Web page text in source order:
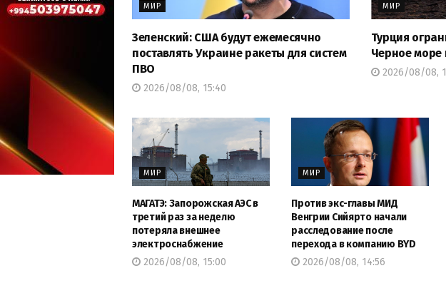
МИР
Зеленский: США будут ежемесячно
поставлять Украине ракеты для систем
ПВО
2026/08/08, 15:40
МИР
Турция
Черное море
2026/08/08,
МИР
МАГАТЭ: Запорожская АЭС в
третий раз за неделю
потеряла внешнее
электроснабжение
2026/08/08, 15:00
МИР
Против экс-главы МИД
Венгрии Сийярто начали
расследование после
перехода в компанию BYD
2026/08/08, 14:56